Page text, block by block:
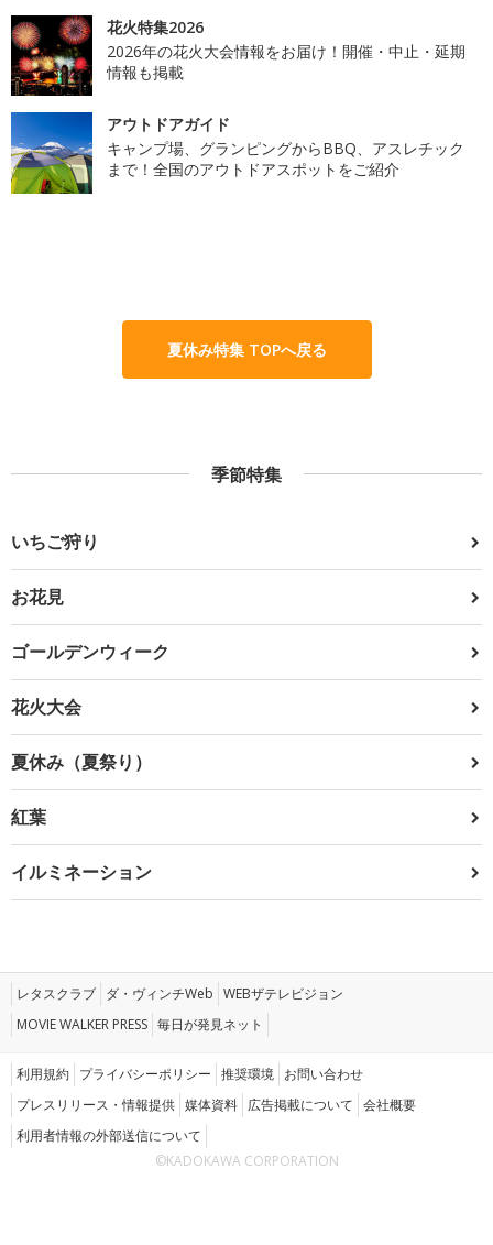
花火特集2026
2026年の花火大会情報をお届け！開催・中止・延期
情報も掲載
アウトドアガイド
キャンプ場、グランピングからBBQ、アスレチック
まで！全国のアウトドアスポットをご紹介
夏休み特集 TOPへ戻る
季節特集
いちご狩り
お花見
ゴールデンウィーク
花火大会
夏休み（夏祭り）
紅葉
イルミネーション
レタスクラブ ダ・ヴィンチWeb WEBザテレビジョン
MOVIE WALKER PRESS 毎日が発見ネット
利用規約 プライバシーポリシー 推奨環境 お問い合わせ
プレスリリース・情報提供 媒体資料 広告掲載について 会社概要
利用者情報の外部送信について
©KADOKAWA CORPORATION